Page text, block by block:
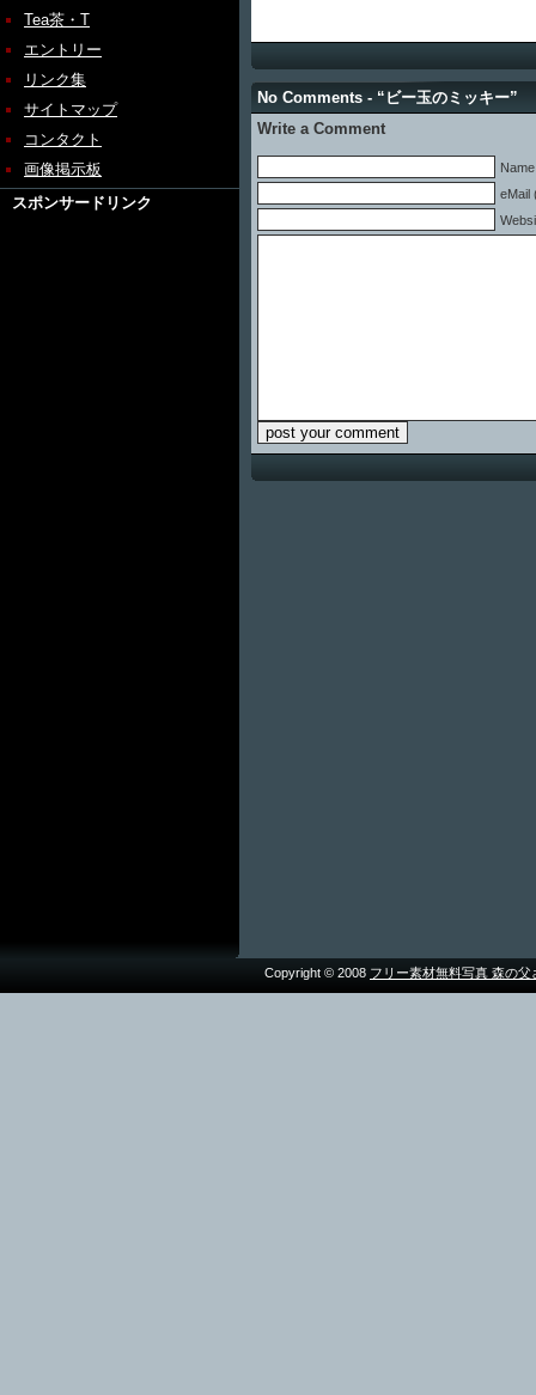
Tea茶・T
エントリー
リンク集
サイトマップ
コンタクト
画像掲示板
スポンサードリンク
No Comments - “ビー玉のミッキー”
Write a Comment
eMail
Copyright © 2008 フリー素材無料写真 森の父